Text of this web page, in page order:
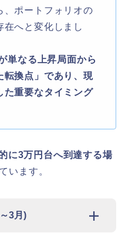
、ポートフォリオの
在へと変化しまし
単なる上昇局面から
転換点」であり、現
た重要なタイミング
に3万円台へ到達する場
います。
3月)